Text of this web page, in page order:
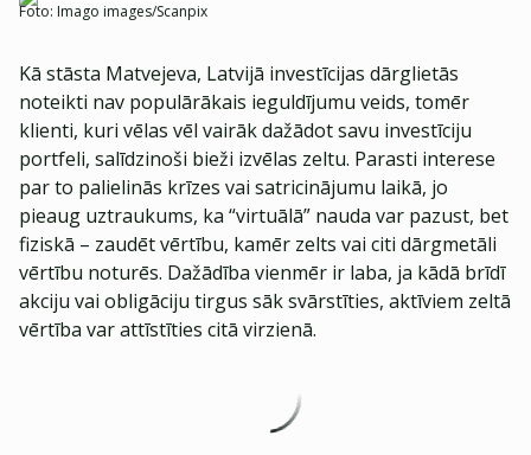
Foto: Imago images/Scanpix
Kā stāsta Matvejeva, Latvijā investīcijas dārglietās
noteikti nav populārākais ieguldījumu veids, tomēr
klienti, kuri vēlas vēl vairāk dažādot savu investīciju
portfeli, salīdzinoši bieži izvēlas zeltu. Parasti interese
par to palielinās krīzes vai satricinājumu laikā, jo
pieaug uztraukums, ka “virtuālā” nauda var pazust, bet
fiziskā – zaudēt vērtību, kamēr zelts vai citi dārgmetāli
vērtību noturēs. Dažādība vienmēr ir laba, ja kādā brīdī
akciju vai obligāciju tirgus sāk svārstīties, aktīviem zeltā
vērtība var attīstīties citā virzienā.